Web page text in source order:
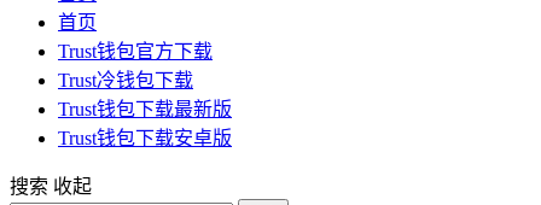
首页
Trust钱包官方下载
Trust冷钱包下载
Trust钱包下载最新版
Trust钱包下载安卓版
搜索 收起